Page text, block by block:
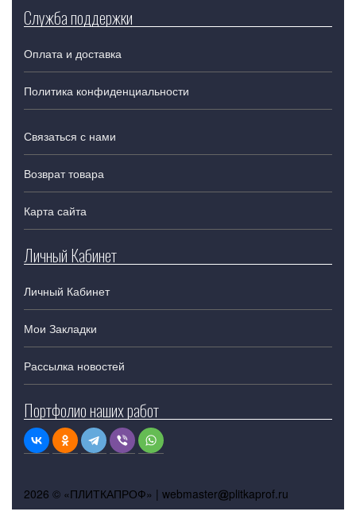
Служба поддержки
Оплата и доставка
Политика конфиденциальности
Связаться с нами
Возврат товара
Карта сайта
Личный Кабинет
Личный Кабинет
Мои Закладки
Рассылка новостей
Портфолио наших работ
2026 © «ПЛИТКАПРОФ» | webmaster plitkaprof.ru